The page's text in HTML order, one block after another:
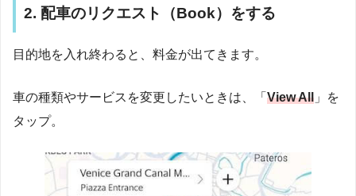
2. 配車のリクエスト（Book）をする
目的地を入れ終わると、料金が出てきます。
車の種類やサービスを変更したいときは、「 View All 」を
タップ。